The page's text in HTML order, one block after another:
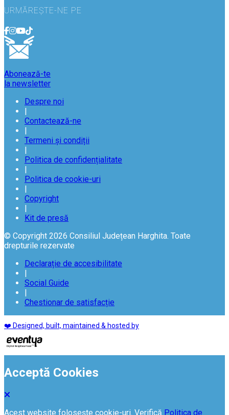
URMĂREȘTE-NE PE
Abonează-te
la newsletter
Despre noi
|
Contactează-ne
|
Termeni și condiții
|
Politica de confidențialitate
|
Politica de cookie-uri
|
Copyright
|
Kit de presă
© Copyright 2026 Consiliul Județean Harghita. Toate
drepturile rezervate
Declarație de accesibilitate
|
Social Guide
|
Chestionar de satisfacție
❤️ Designed, built, maintained & hosted by
Acceptă Cookies
Acest website folosește cookie-uri. Verifică Politica de